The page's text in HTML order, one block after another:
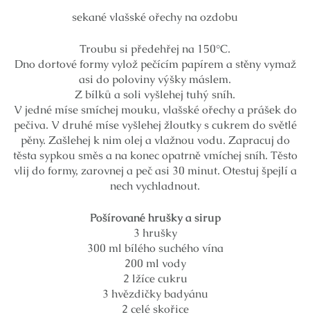
sekané vlašské ořechy na ozdobu
Troubu si předehřej na 150°C.
Dno dortové formy vylož pečícím papírem a stěny vymaž
asi do poloviny výšky máslem.
Z bílků a soli vyšlehej tuhý sníh.
V jedné míse smíchej mouku, vlašské ořechy a prášek do
pečiva. V druhé míse vyšlehej žloutky s cukrem do světlé
pěny. Zašlehej k nim olej a vlažnou vodu. Zapracuj do
těsta sypkou směs a na konec opatrně vmíchej sníh. Těsto
vlij do formy, zarovnej a peč asi 30 minut. Otestuj špejlí a
nech vychladnout.
Pošírované hrušky a sirup
3 hrušky
300 ml bílého suchého vína
200 ml vody
2 lžíce cukru
3 hvězdičky badyánu
2 celé skořice